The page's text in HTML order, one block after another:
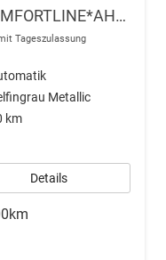
Comfortline 1.5 TSI DSG COMFORTLINE*AHK*NAVI*ACC*PDC*LED*SHZ*KAMERA*7-SITZER*17-ZOLL
Tageszulassung
Metallic
km
Details